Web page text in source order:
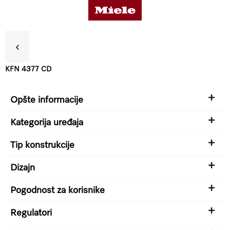
Detalji o proizvodu
Podrška & Servis
KFN 4377 CD
Opšte informacije
Kategorija uređaja
Tip konstrukcije
Dizajn
Pogodnost za korisnike
Regulatori